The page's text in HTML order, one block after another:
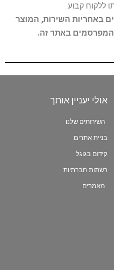
ללקוח קבוע.
באחריות השירות, המוצר
המפרסמים באתר זה.
אולי יעניין אותך
השירותים שלנו
בניית אתרים
קידום בגוגל
רשתות חברתיות
מאמרים